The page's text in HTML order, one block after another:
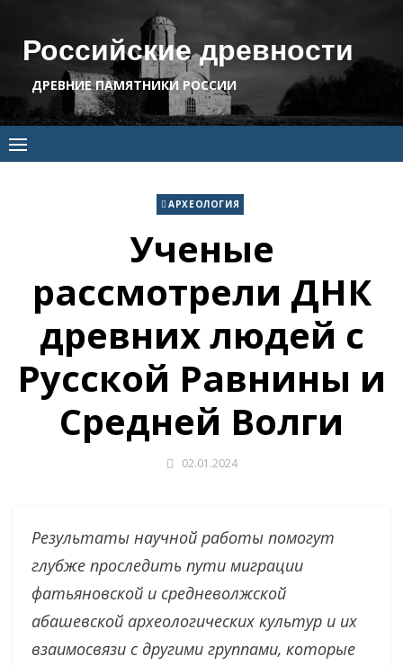
contentРоссийские древности
ДРЕВНИЕ ПАМЯТНИКИ РОССИИ
АРХЕОЛОГИЯ
Ученые
рассмотрели ДНК
древних людей c
Русской Равнины и
Средней Волги
02.01.2024
Результаты научной работы помогут
глубже проследить пути миграции
фатьяновской и средневолжской
абашевской археологических культур и их
взаимосвязи с другими группами, которые